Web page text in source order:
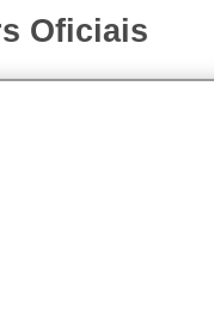
Oficiais